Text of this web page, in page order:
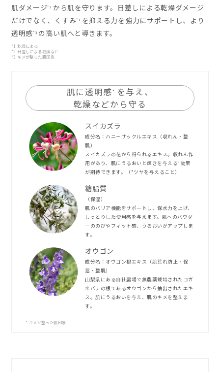
肌ダメージ*2 から肌を守ります。日差しによる乾燥ダメージ
だけでなく、くすみ*1 を抑える力を強力にサポートし、より
透明感*3 の高い肌へと導きます。
*1 乾燥による
*2 日差しによる乾燥など
*3 キメが整った肌印象
肌に透明感*
を与え、
乾燥などから守る
スイカズラ
成分名：ハニーサックルエキス（収れん・整
肌）
スイカズラの花から得られるエキス。収れん作
用があり、肌にうるおいと輝きを与える* 効果
が期待できます。（*ツヤを与えること）
糖脂質
（保湿）
肌のバリア機能をサポートし、保水力を上げ、
しっとりした使用感を与えます。肌へのパウダ
ーののびやフィット感、うるおいがアップしま
す。
オウゴン
成分名：オウゴン根エキス（肌荒れ防止・保
湿・整肌）
山梨県にある自社農場で無農薬栽培されたコガ
ネバナの根であるオウゴンから抽出されたエキ
ス。肌にうるおいを与え、肌のキメを整えま
す。
* キメが整った肌印象